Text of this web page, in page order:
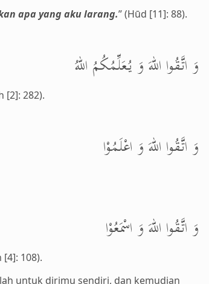
apa yang aku larang.” (Hūd [11]: 88).
وَ اتَّقُوا اللهَ وَ يُعَلِّمُكُمُ اللهُ
[2]: 282).
وَ اتَّقُوا اللهَ وَ اعْلَمُوْا
وَ اتَّقُوا اللهَ وَ اسْمَعُوْا
[4]: 108).
untuk dirimu sendiri, dan kemudian